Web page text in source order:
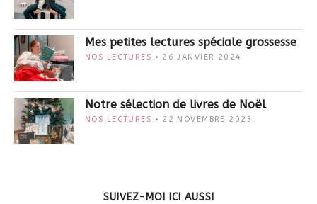
Mes petites lectures spéciale grossesse
NOS LECTURES 26 JANVIER 2024
Notre sélection de livres de Noël
NOS LECTURES 22 NOVEMBRE 2023
SUIVEZ-MOI ICI AUSSI